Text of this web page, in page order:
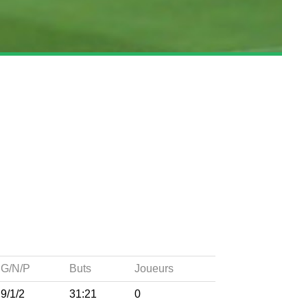
G/N/P Buts Joueurs
9/1/2 31:21 0